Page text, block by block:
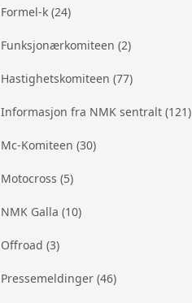
Formel-k (24)
Funksjonærkomiteen (2)
Hastighetskomiteen (77)
Informasjon fra NMK sentralt (121)
Mc-Komiteen (30)
Motocross (5)
NMK Galla (10)
Offroad (3)
Pressemeldinger (46)